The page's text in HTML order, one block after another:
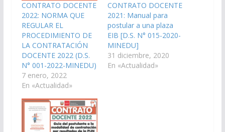
CONTRATO DOCENTE
2022: NORMA QUE
REGULAR EL
PROCEDIMIENTO DE
LA CONTRATACIÓN
DOCENTE 2022 (D.S.
N° 001-2022-MINEDU)
7 enero, 2022
En «Actualidad»
CONTRATO DOCENTE
2021: Manual para
postular a una plaza
EIB [D.S. N° 015-2020-
MINEDU]
31 diciembre, 2020
En «Actualidad»